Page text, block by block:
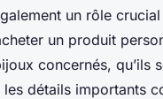
un rôle
un produit
concernés, qu’ils
détails importants